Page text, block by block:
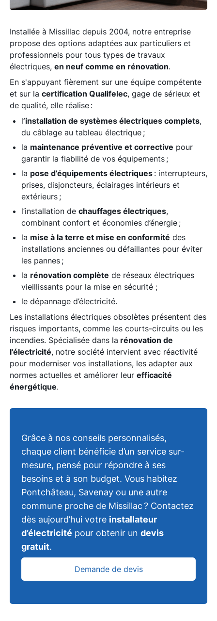
Installée à Missillac depuis 2004, notre entreprise
propose des options adaptées aux particuliers et
professionnels pour tous types de travaux
électriques, en neuf comme en rénovation.
En s'appuyant fièrement sur une équipe compétente
et sur la certification Qualifelec, gage de sérieux et
de qualité, elle réalise :
l’installation de systèmes électriques complets,
du câblage au tableau électrique ;
la maintenance préventive et corrective pour
garantir la fiabilité de vos équipements ;
la pose d’équipements électriques : interrupteurs,
prises, disjoncteurs, éclairages intérieurs et
extérieurs ;
l’installation de chauffages électriques,
combinant confort et économies d’énergie ;
la mise à la terre et mise en conformité des
installations anciennes ou défaillantes pour éviter
les pannes ;
la rénovation complète de réseaux électriques
vieillissants pour la mise en sécurité ;
le dépannage d’électricité.
Les installations électriques obsolètes présentent des
risques importants, comme les courts-circuits ou les
incendies. Spécialisée dans la rénovation de
l’électricité, notre société intervient avec réactivité
pour moderniser vos installations, les adapter aux
normes actuelles et améliorer leur efficacité
énergétique.
Grâce à nos conseils personnalisés,
chaque client bénéficie d’un service sur-
mesure, pensé pour répondre à ses
besoins et à son budget. Vous habitez
Pontchâteau, Savenay ou une autre
commune proche de Missillac ? Contactez
dès aujourd’hui votre installateur
d’électricité pour obtenir un devis
gratuit.
Demande de devis